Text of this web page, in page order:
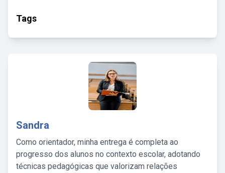
Tags
Sandra
Como orientador, minha entrega é completa ao
progresso dos alunos no contexto escolar, adotando
técnicas pedagógicas que valorizam relações